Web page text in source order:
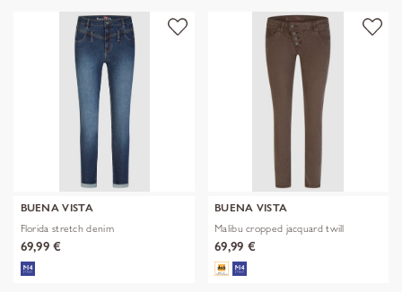
BUENA VISTA
Florida stretch denim
69,99 €
BUENA VISTA
Malibu cropped jacquard twill
69,99 €